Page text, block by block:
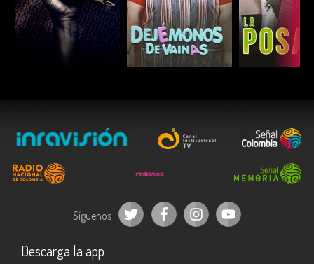
ESCUCHAR ESCUCHAR
Síguenos
Descarga la app